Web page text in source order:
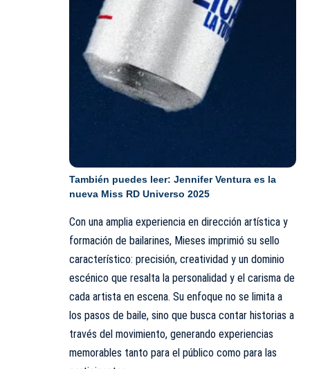
También puedes leer: Jennifer Ventura es la
nueva Miss RD Universo 2025
Con una amplia experiencia en dirección artística y
formación de bailarines, Mieses imprimió su sello
característico: precisión, creatividad y un dominio
escénico que resalta la personalidad y el carisma de
cada artista en escena. Su enfoque no se limita a
los pasos de baile, sino que busca contar historias a
través del movimiento, generando experiencias
memorables tanto para el público como para las